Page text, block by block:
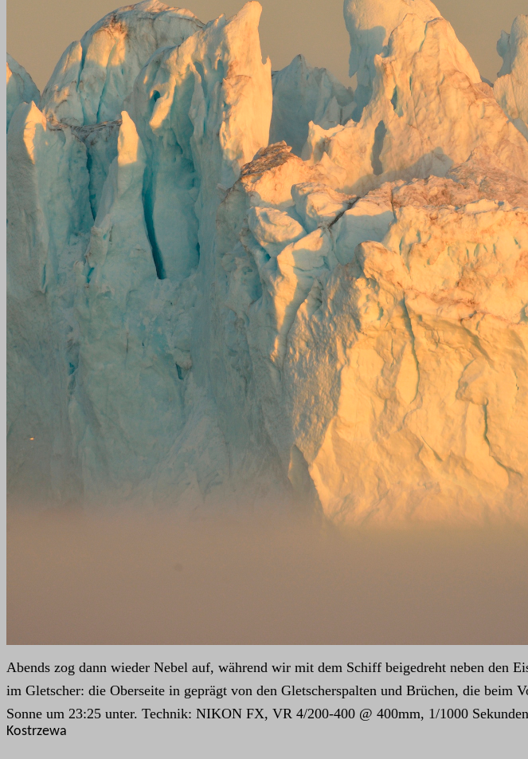
Abends zog dann wieder Nebel auf, während wir mit dem Schiff beigedreht neben den
im Gletscher: die Oberseite in geprägt von den Gletscherspalten und Brüchen, die
Sonne um 23:25 unter. Technik: NIKON FX, VR 4/200-400 @ 400mm, 1/1000
Kostrzewa